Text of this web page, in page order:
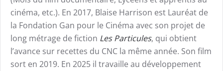
cinéma, etc.). En 2017, Blaise Harrison est Lauréat de
la Fondation Gan pour le Cinéma avec son projet de
long métrage de fiction Les Particules, qui obtient
l’avance sur recettes du CNC la même année. Son film
sort en 2019. En 2025 il travaille au développement